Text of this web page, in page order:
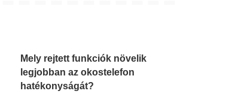
Mely rejtett funkciók növelik
legjobban az okostelefon
hatékonyságát?